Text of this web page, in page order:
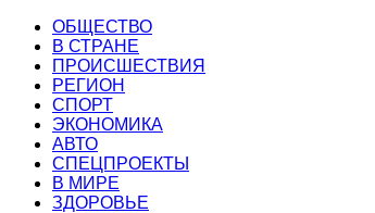
ОБЩЕСТВО
В СТРАНЕ
ПРОИСШЕСТВИЯ
РЕГИОН
CПОРТ
ЭКОНОМИКА
АВТО
СПЕЦПРОЕКТЫ
В МИРЕ
ЗДОРОВЬЕ